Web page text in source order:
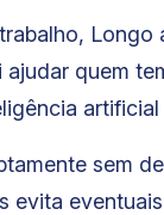
quem
sem
evita